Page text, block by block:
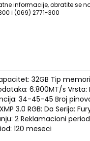
informacije, obratite se
i (069) 2771-300
32GB Tip
6.800MT/s Vrsta:
34-45-45 Broj
3.0 RGB: Da Serija:
2 Reklamacioni
120 meseci